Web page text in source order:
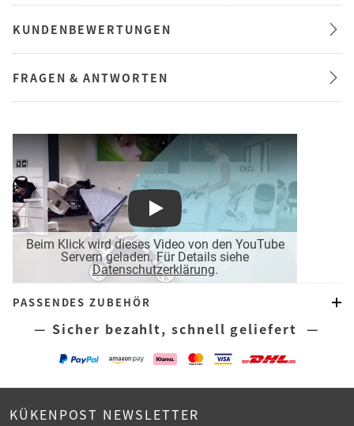
KUNDENBEWERTUNGEN
FRAGEN & ANTWORTEN
Beim Klick wird dieses Video von den YouTube
Servern geladen. Für Details siehe
Datenschutzerklärung.
Play
PASSENDES ZUBEHÖR
— Sicher bezahlt, schnell geliefert —
KÜKENPOST NEWSLETTER